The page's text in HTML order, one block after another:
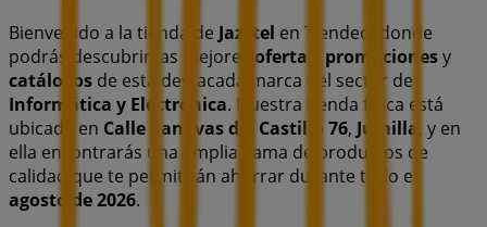
Bienvenido a la tienda de Jazztel en Tiendeo, donde
podrás descubrir las mejores ofertas promocionesy
catálogos de esta destacada marca del sector de
Informática y Electrónica. Nuestra tienda física está
ubicada en Calle Canovas del Castillo 76, Jumilla , y en
ella encontrarás una amplia gama de productos de
calidad que te permitirán ahorrar durante todo el
agosto de 2026.